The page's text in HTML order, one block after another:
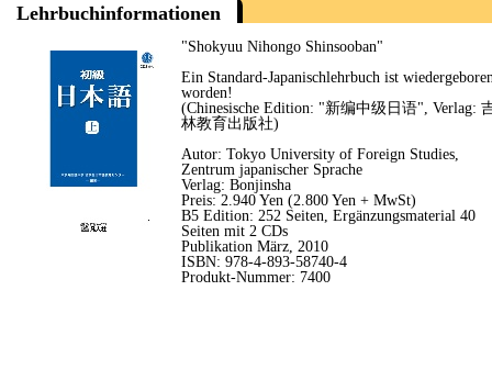
Lehrbuchinformationen
"Shokyuu Nihongo Shinsooban"
Ein Standard-Japanischlehrbuch ist
worden!
(Chinesische Edition: "新编中级日语", Verlag:
林教育出版社)
Autor: Tokyo University of Foreign Studies,
Zentrum japanischer Sprache
Verlag: Bonjinsha
Preis: 2.940 Yen (2.800 Yen + MwSt)
B5 Edition: 252 Seiten, Ergänzungsmaterial 40
Seiten mit 2 CDs
Publikation März, 2010
ISBN: 978-4-893-58740-4
Produkt-Nummer: 7400